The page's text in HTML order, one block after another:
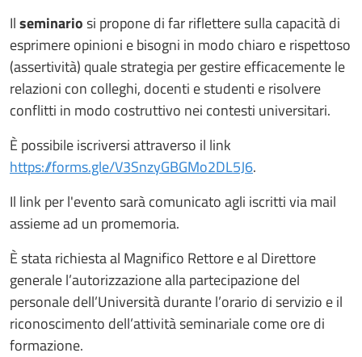
Ilseminariosi propone di far riflettere sulla capacità di
esprimere opinioni e bisogni in modo chiaro e rispettoso
(assertività) quale strategia per gestire efficacemente le
relazioni con colleghi, docenti e studenti e risolvere
conflitti in modo costruttivo nei contesti universitari.
È possibile iscriversi attraverso il link
https://forms.gle/V3SnzyGBGMo2DL5J6.
Il link per l'evento sarà comunicato agli iscritti via mail
assieme ad un promemoria.
È stata richiesta al Magnifico Rettore e al Direttore
generale l’autorizzazione alla partecipazione del
personale dell’Università durante l’orario di servizio e il
riconoscimento dell’attività seminariale come ore di
formazione.